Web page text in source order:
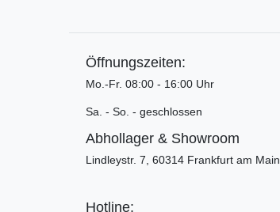
Öffnungszeiten:
Mo.-Fr. 08:00 - 16:00 Uhr
Sa. - So. - geschlossen
Abhollager & Showroom
Lindleystr. 7, 60314 Frankfurt am Main
Hotline: